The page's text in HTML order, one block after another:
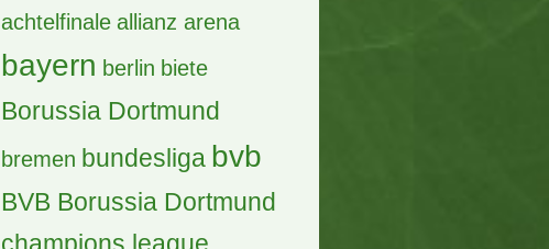
achtelfinale allianz arena
bayern berlin biete
Borussia Dortmund
bremen bundesliga bvb
BVB Borussia Dortmund